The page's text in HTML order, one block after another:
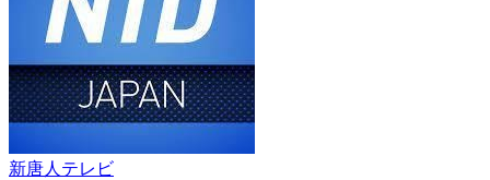
新唐人テレビ